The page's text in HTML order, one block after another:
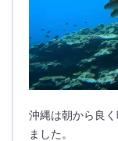
沖縄は朝から良
ました。